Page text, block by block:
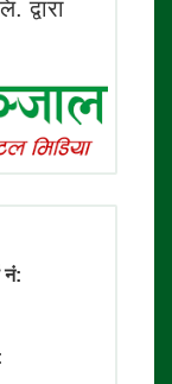
द्वारा
नं: